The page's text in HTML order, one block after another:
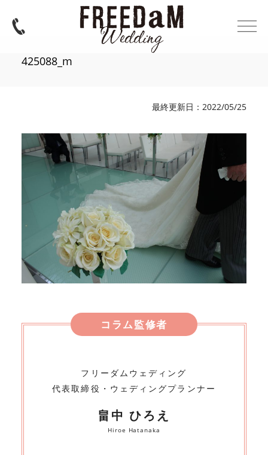
425088_m
最終更新日：2022/05/25
コラム監修者
フリーダムウェディング
代表取締役・ウェディングプランナー
畠中 ひろえ
Hiroe Hatanaka